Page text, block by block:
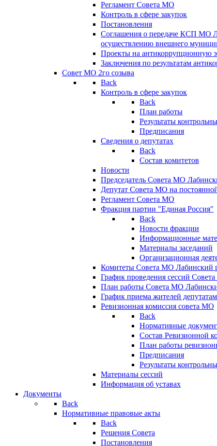
Регламент Совета МО
Контроль в сфере закупок
Постановления
Соглашения о передаче КСП МО
осуществлению внешнего
Проекты на антикоррупционную
Заключения по результатам
Совет МО 2го созыва
Back
Контроль в сфере закупок
Back
План работы
Результаты
Предписания
Сведения о депутатах
Back
Состав комитетов
Новости
Председатель Совета МО
Депутат Совета МО на
Регламент Совета МО
Фракция партии "Единая Россия"
Back
Новости фракции
Информационные
Материалы заседаний
Организационная
Комитеты Совета МО Лабинский
График проведения сессий
План работы Совета МО
График приема жителей
Ревизионная комиссия совета МО
Back
Нормативные
Состав Ревизионной
План работы
Предписания
Результаты
Материалы сессий
Информация об уставах
Документы
Back
Нормативные правовые акты
Back
Решения Совета
Постановления